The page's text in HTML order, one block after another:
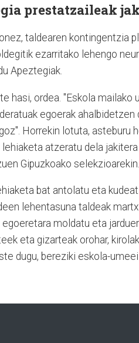
prestatzaileak
taldearen kontingentzia
ezarritako lehengo
Apeztegiak.
hasi, ordea. "Eskola
egoerak
Horrekin lotuta, asteburu
atzeratu dela
Gipuzkoako selekzioarekin.
bat antolatu eta
lehentasuna taldeak
egoeretara moldatu eta
eta gizarteak orohar,
dugu, bereziki eskola-